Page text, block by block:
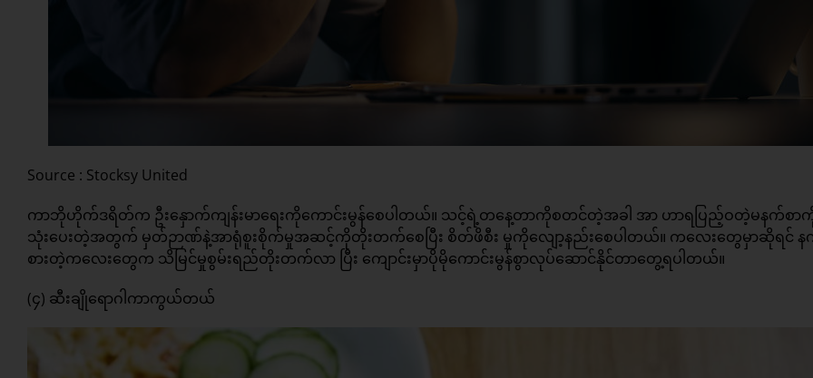
Source : Stocksy United
ကာဘိုဟိုက်ဒရိတ်က ဦးနှောက်ကျန်းမာရေးကိုကောင်းမွန်စေပါတယ်။ သင့်ရဲ့တနေ့တာကိုစတင်တဲ့အခါ အာ ဟာရပြည့်ဝတဲ့မနက်စာကို
သုံးပေးတဲ့အတွက် မှတ်ဉာဏ်နဲ့အာရုံစူးစိုက်မှုအဆင့်ကိုတိုးတက်စေပြီး စိတ်ဖိစီး မှုကိုလျော့နည်းစေပါတယ်။ ကလေးတွေမှာဆိုရင် န
စားတဲ့ကလေးတွေက သိမြင်မှုစွမ်းရည်တိုးတက်လာ ပြီး ကျောင်းမှာပိုမိုကောင်းမွန်စွာလုပ်ဆောင်နိုင်တာတွေ့ရပါတယ်။
(၄) ဆီးချိုရောဂါကာကွယ်တယ်